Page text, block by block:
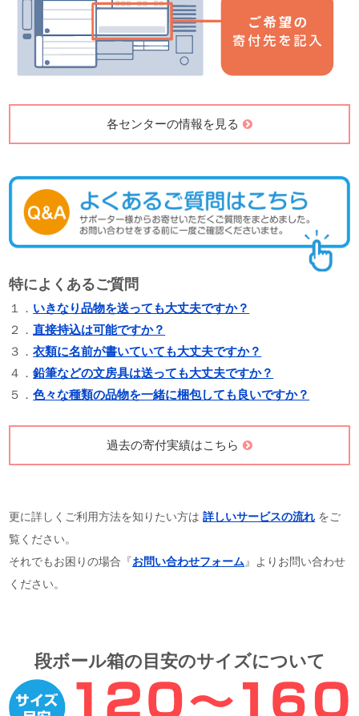
各センターの情報を見る
特によくあるご質問
１． いきなり品物を送っても大丈夫ですか？
２．直接持込は可能ですか？
３．衣類に名前が書いていても大丈夫ですか？
４．鉛筆などの文房具は送っても大丈夫ですか？
５．色々な種類の品物を一緒に梱包しても良いですか？
過去の寄付実績はこちら
更に詳しくご利用方法を知りたい方は詳しいサービスの流れ をご
覧ください。
それでもお困りの場合『お問い合わせフォーム』よりお問い合わせ
ください。
段ボール箱の目安のサイズについて